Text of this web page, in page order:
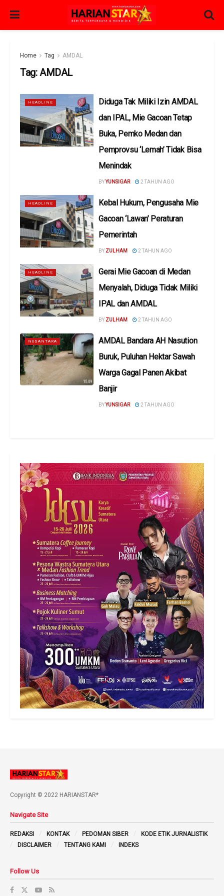
Home Tag AMDAL
Tag:AMDAL
HEADLINE
Diduga Tak Miliki Izin AMDAL
dan IPAL, Mie Gacoan Tetap
Buka, Pemko Medan dan
Pemprovsu ‘Lemah’ Tidak Bisa
Menindak
BYYUNSIGAR 2 TAHUN AGO
HEADLINE
Kebal Hukum, Pengusaha Mie
Gacoan ‘Lawan’ Peraturan
Pemerintah
BY ZULHAM 2 TAHUN AGO
HEADLINE
Gerai Mie Gacoan di Medan
Menyalah, Diduga Tidak Miliki
IPAL dan AMDAL
BY ZULHAM 2 TAHUN AGO
NUSANTARA
AMDAL Bandara AH Nasution
Buruk, Puluhan Hektar Sawah
Warga Gagal Panen Akibat
Banjir
BYYUNSIGAR 2 TAHUN AGO
Copyright © 2022 HARIANSTAR*
Navigate Site
REDAKSI KONTAK PEDOMAN SIBER
KODE ETIK JURNALISTIK
DISCLAIMER
TENTANG KAMI INDEKS
Follow Us